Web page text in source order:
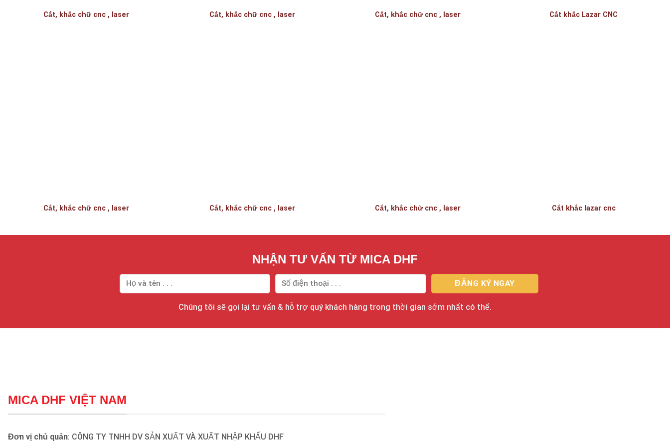
Cắt, khắc chữ cnc , laser Cắt, khắc chữ cnc , laser Cắt, khắc chữ cnc , laser Cắt khắc Lazar CNC
Cắt, khắc chữ cnc , laser Cắt, khắc chữ cnc , laser Cắt, khắc chữ cnc , laser Cắt khắc lazar cnc
NHẬN TƯ VẤN TỪ MICA DHF
Chúng tôi sẽ gọi lại tư vấn & hỗ trợ quý khách hàng trong thời gian sớm nhất có thể.
MICA DHF VIỆT NAM
Đơn vị chủ quản: CÔNG TY TNHH DV SẢN XUẤT VÀ XUẤT NHẬP KHẨU DHF